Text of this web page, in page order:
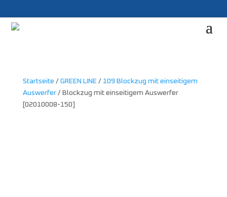
Startseite / GREEN LINE / 109 Blockzug mit einseitigem
Auswerfer/ Blockzug mit einseitigem Auswerfer
[02010008-150]